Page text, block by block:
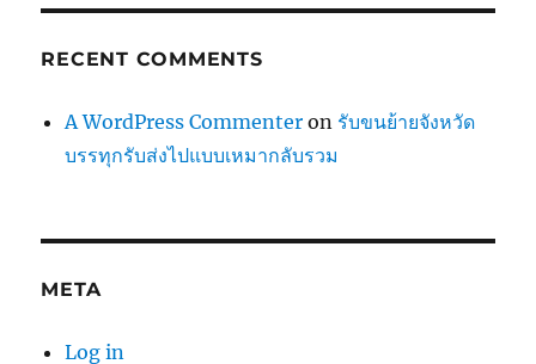
RECENT COMMENTS
A WordPress Commenter on รับขนย้ายจังหวัด
บรรทุกรับส่งไปแบบเหมากลับรวม
META
Log in